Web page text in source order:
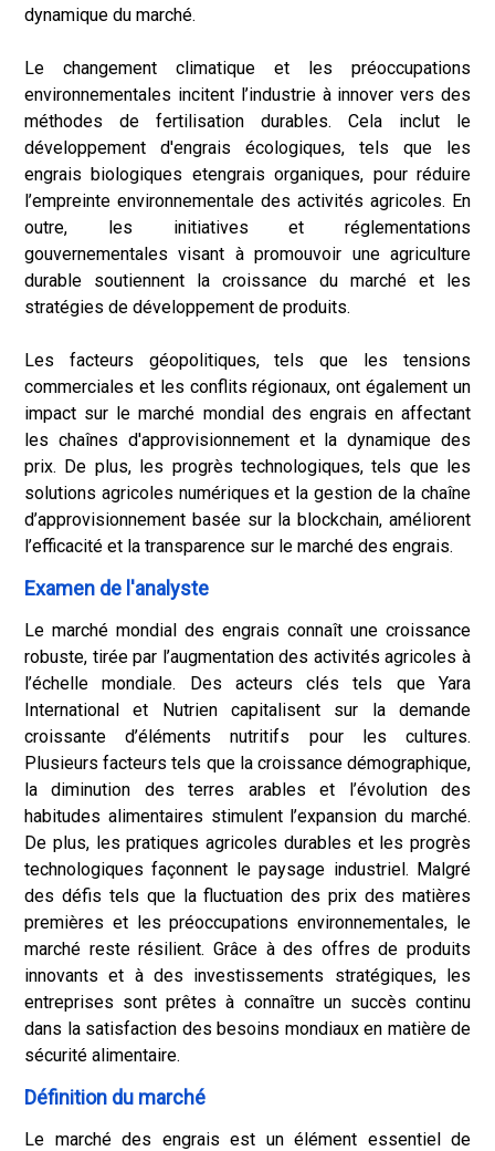
dynamique du marché.
Le changement climatique et les préoccupations
environnementales incitent l’industrie à innover vers des
méthodes de fertilisation durables. Cela inclut le
développement d'engrais écologiques, tels que les
engrais biologiques etengrais organiques, pour réduire
l’empreinte environnementale des activités agricoles. En
outre, les initiatives et réglementations
gouvernementales visant à promouvoir une agriculture
durable soutiennent la croissance du marché et les
stratégies de développement de produits.
Les facteurs géopolitiques, tels que les tensions
commerciales et les conflits régionaux, ont également un
impact sur le marché mondial des engrais en affectant
les chaînes d'approvisionnement et la dynamique des
prix. De plus, les progrès technologiques, tels que les
solutions agricoles numériques et la gestion de la chaîne
d’approvisionnement basée sur la blockchain, améliorent
l’efficacité et la transparence sur le marché des engrais.
Examen de l'analyste
Le marché mondial des engrais connaît une croissance
robuste, tirée par l’augmentation des activités agricoles à
l’échelle mondiale. Des acteurs clés tels que Yara
International et Nutrien capitalisent sur la demande
croissante d’éléments nutritifs pour les cultures.
Plusieurs facteurs tels que la croissance démographique,
la diminution des terres arables et l’évolution des
habitudes alimentaires stimulent l’expansion du marché.
De plus, les pratiques agricoles durables et les progrès
technologiques façonnent le paysage industriel. Malgré
des défis tels que la fluctuation des prix des matières
premières et les préoccupations environnementales, le
marché reste résilient. Grâce à des offres de produits
innovants et à des investissements stratégiques, les
entreprises sont prêtes à connaître un succès continu
dans la satisfaction des besoins mondiaux en matière de
sécurité alimentaire.
Définition du marché
Le marché des engrais est un élément essentiel de